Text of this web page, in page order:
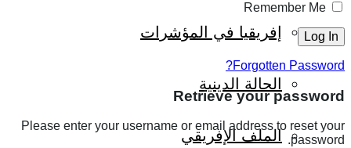
إفريقيا في المؤشرات
الحالة الدينية
الملف الإفريقي
Remember Me
Forgotten Password?
Retrieve your password
Please enter your username or email address to reset your
password.